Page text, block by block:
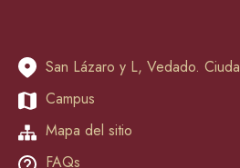
San Lázaro y L, Vedado.
Campus
Mapa del sitio
FAQs